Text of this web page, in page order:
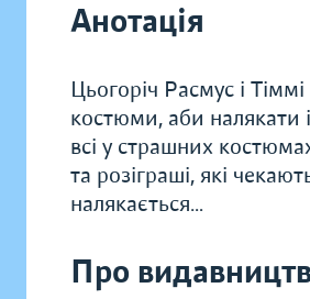
Анотація
Цьогоріч Расмус і
костюми, аби налякати
всі у страшних
та розіграші, які
налякається…
Про